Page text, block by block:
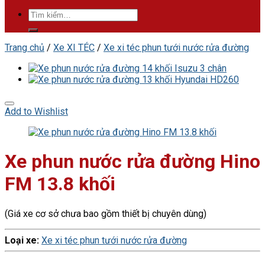
Tìm
kiếm:
Trang chủ / Xe XI TÉC / Xe xi téc phun tưới nước rửa đường
Add to Wishlist
Xe phun nước rửa đường Hino
FM 13.8 khối
(Giá xe cơ sở chưa bao gồm thiết bị chuyên dùng)
Loại xe: Xe xi téc phun tưới nước rửa đường